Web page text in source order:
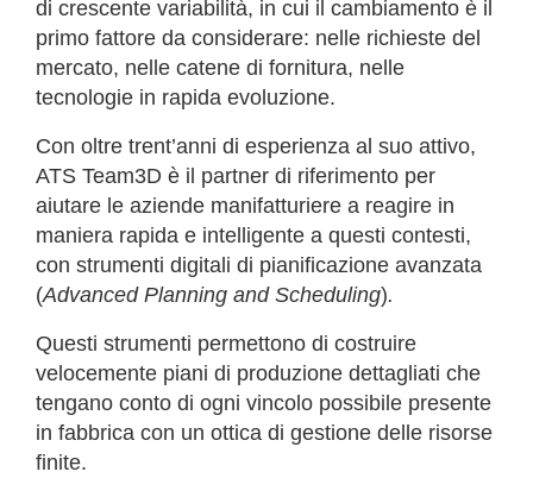
di crescente variabilità, in cui il cambiamento è il
primo fattore da considerare: nelle richieste del
mercato, nelle catene di fornitura, nelle
tecnologie in rapida evoluzione.
Con oltre trent’anni di esperienza al suo attivo,
ATS Team3D è il partner di riferimento per
aiutare le aziende manifatturiere a reagire in
maniera rapida e intelligente a questi contesti,
con strumenti digitali di pianificazione avanzata
(Advanced Planning and Scheduling).
Questi strumenti permettono di costruire
velocemente piani di produzione dettagliati che
tengano conto di ogni vincolo possibile presente
in fabbrica con un ottica di gestione delle risorse
finite.